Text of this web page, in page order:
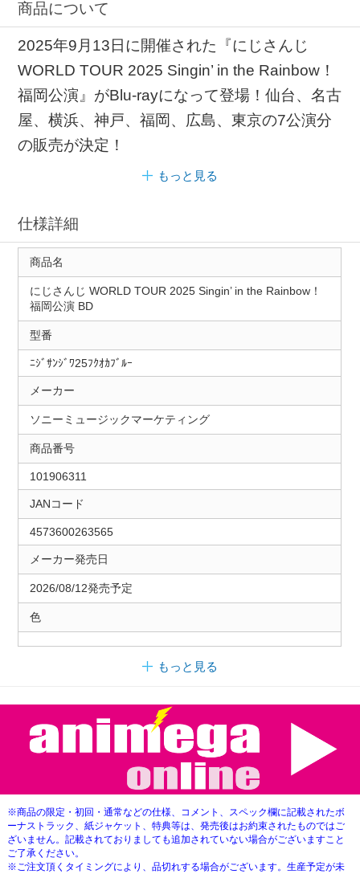
商品について
2025年9月13日に開催された『にじさんじ
WORLD TOUR 2025 Singin’ in the Rainbow！
福岡公演』がBlu-rayになって登場！仙台、名古
屋、横浜、神戸、福岡、広島、東京の7公演分
の販売が決定！
もっと見る
仕様詳細
商品名
にじさんじ WORLD TOUR 2025 Singin’ in the Rainbow！
福岡公演 BD
型番
ﾆｼﾞｻﾝｼﾞﾜ25ﾌｸｵｶﾌﾞﾙｰ
メーカー
ソニーミュージックマーケティング
商品番号
101906311
JANコード
4573600263565
メーカー発売日
2026/08/12発売予定
色
もっと見る
※商品の限定・初回・通常などの仕様、コメント、スペック欄に記載されたボ
ーナストラック、紙ジャケット、特典等は、発売後はお約束されたものではご
ざいません。記載されておりましても追加されていない場合がございますこと
ご了承ください。
※ご注文頂くタイミングにより、品切れする場合がございます。生産予定が未